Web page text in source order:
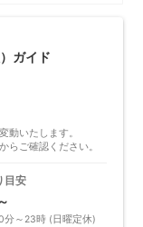
ガイド
動いたします。
からご確認ください。
目安
分～23時 (日曜定休)